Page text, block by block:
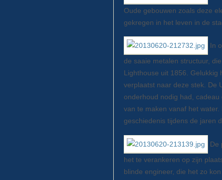
Oude gebouwen zoals deze
gekregen in het leven in de
In
de saaie metalen structuur,
Lighthouse uit 1856. Gelukkig
verplaatst naar deze stek. De
onderhoud nodig had,
van te maken vanaf het
geschiedenis tijdens de jaren
De
het te verankeren op zijn
blinde engineer, die het zo